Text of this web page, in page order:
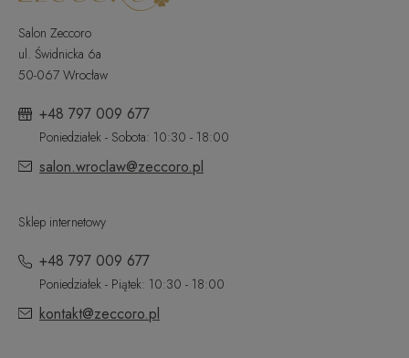
Salon Zeccoro
ul. Świdnicka 6a
50-067 Wrocław
+48 797 009 677
Poniedziałek - Sobota: 10:30 - 18:00
salon.wroclaw@zeccoro.pl
Sklep internetowy
+48 797 009 677
Poniedziałek - Piątek: 10:30 - 18:00
kontakt@zeccoro.pl